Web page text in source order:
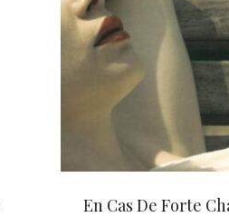
En Cas De Forte